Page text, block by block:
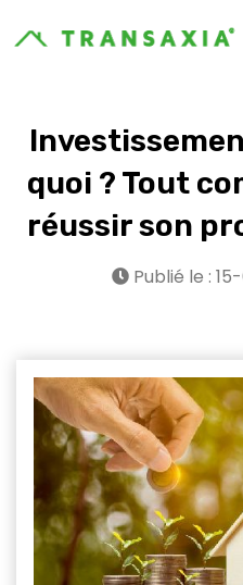
quoi ? Tout
réussir son
Publié le :